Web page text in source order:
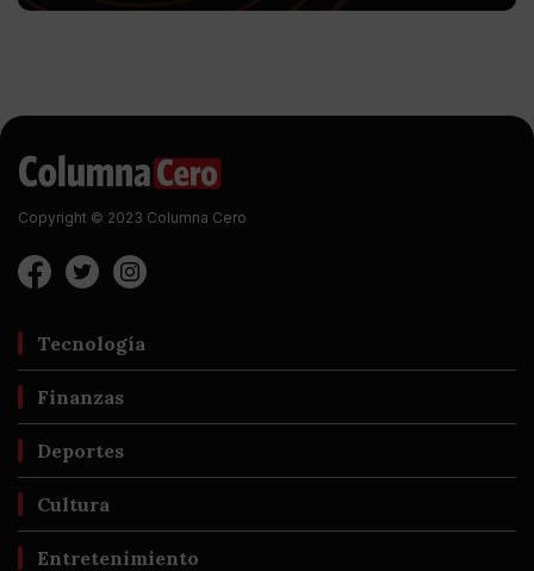
Copyright © 2023 Columna Cero
Tecnología
Finanzas
Deportes
Cultura
Entretenimiento